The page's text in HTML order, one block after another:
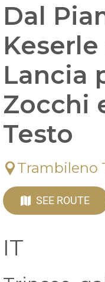
Dal
Lancia
Zocchi
Testo
Trambileno
SEE ROUTE
IT